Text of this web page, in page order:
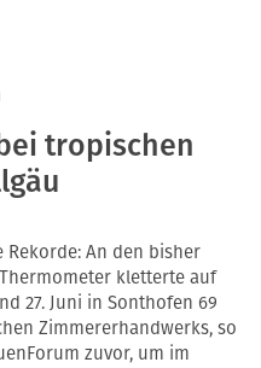
tropischen
Rekorde: An den bisher
kletterte auf
27. Juni in Sonthofen 69
Zimmererhandwerks, so
zuvor, um im